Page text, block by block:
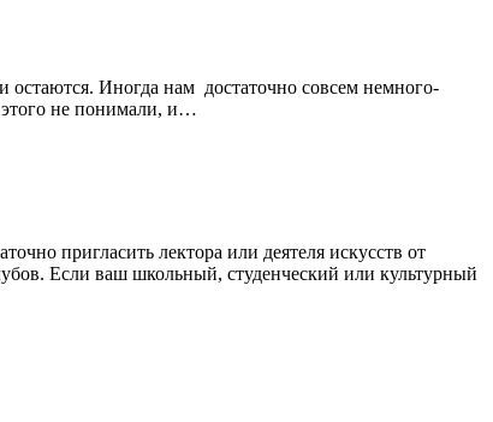
Иногда нам достаточно совсем немного-
не понимали, и…
пригласить лектора или деятеля искусств от
Если ваш школьный, студенческий или культурный